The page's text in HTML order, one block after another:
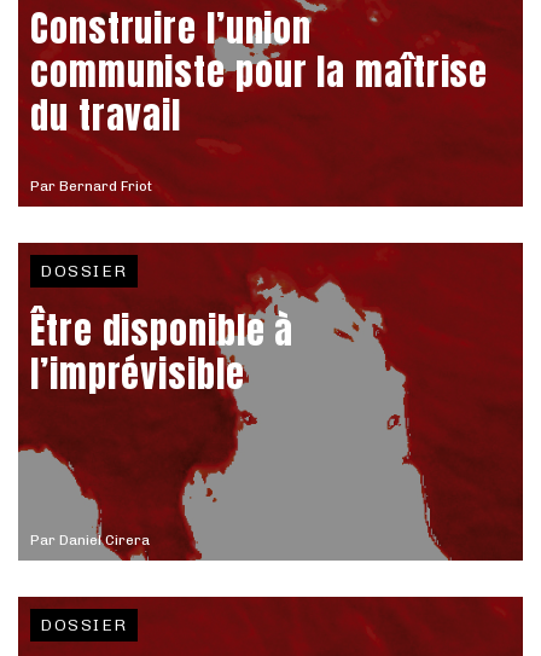
Par Bernard Friot
Construire l’union
communiste pour la maîtrise
du travail
Par Daniel Cirera
DOSSIER
Être disponible à
l’imprévisible
DOSSIER